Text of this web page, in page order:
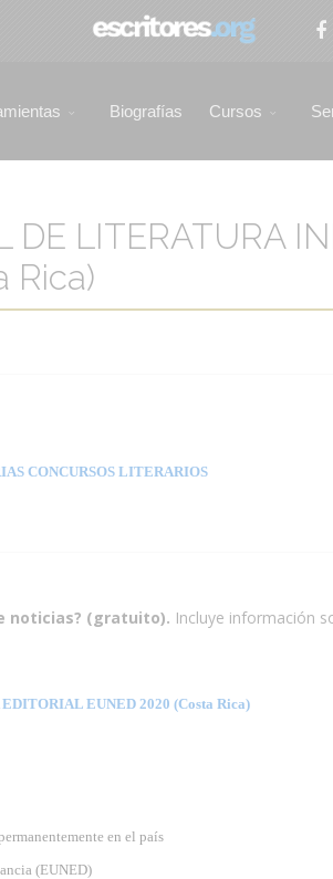
Biografías Cursos
DE LITERATURA
Rica)
CONCURSOS LITERARIOS
noticias? (gratuito). Incluye información
EUNED 2020 (Costa Rica)
en el país
(EUNED)